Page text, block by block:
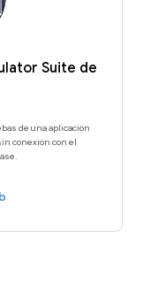
Suite de
de una aplicación
conexión con el